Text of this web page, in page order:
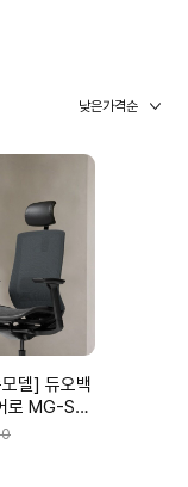
낮은가격순
델] 듀오백
로 MG-S-